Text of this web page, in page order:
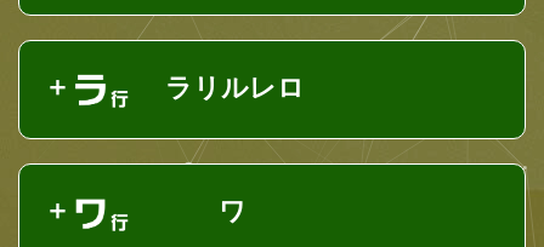
ラリルレロ
ワ